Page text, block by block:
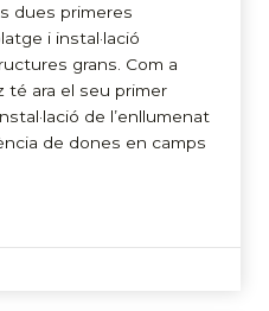
dues primeres
i instal·lació
grans. Com a
té ara el seu primer
de l’enllumenat
de dones en camps